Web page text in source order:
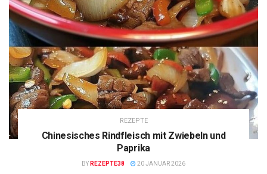
REZEPTE
Chinesisches Rindfleisch mit Zwiebeln und
Paprika
BY REZEPTE38 20 JANUAR 2026